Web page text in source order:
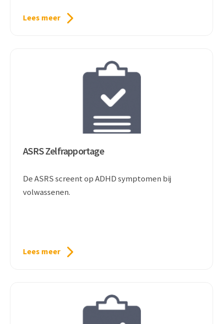
Lees meer
ASRS Zelfrapportage
De ASRS screent op ADHD symptomen bij
volwassenen.
Lees meer